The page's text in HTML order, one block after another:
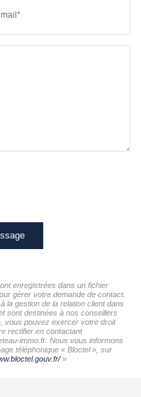
enregistrées dans un fichier
gérer votre demande de contact.
la gestion de la relation client dans
sont destinées à nos conseillers
vous pouvez exercer votre droit
rectifier en contactant
immo.fr. Nous vous informons
téléphonique « Bloctel », sur
»